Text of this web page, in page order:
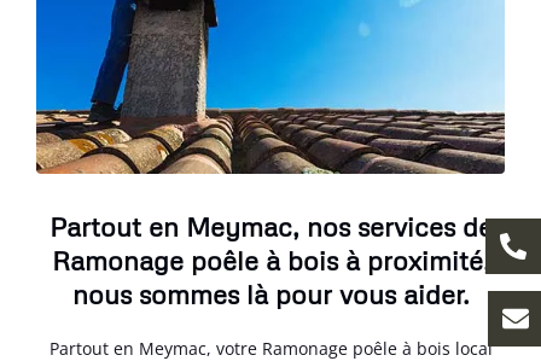
Partout en Meymac, nos services de
Ramonage poêle à bois à proximité,
nous sommes là pour vous aider.
Partout en Meymac, votre Ramonage poêle à bois local